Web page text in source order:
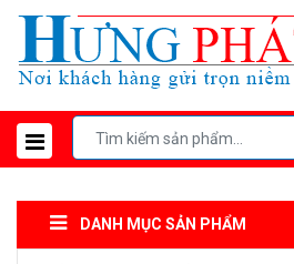
DANH MỤC SẢN PHẨM